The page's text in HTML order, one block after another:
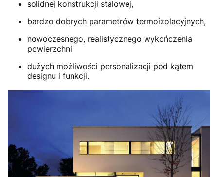
solidnej konstrukcji stalowej,
bardzo dobrych parametrów termoizolacyjnych,
nowoczesnego, realistycznego wykończenia
powierzchni,
dużych możliwości personalizacji pod kątem
designu i funkcji.